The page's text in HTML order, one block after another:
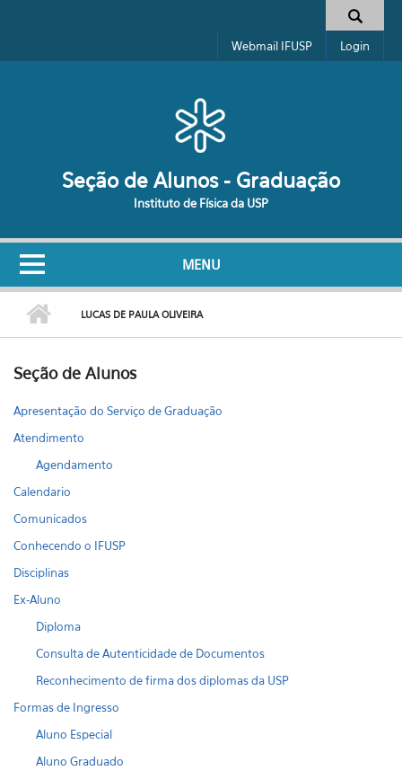
Formulário de busca
Webmail IFUSP Login
Seção de Alunos - Graduação
Instituto de Física da USP
MENU
LUCAS DE PAULA OLIVEIRA
Seção de Alunos
Apresentação do Serviço de Graduação
Atendimento
Agendamento
Calendario
Comunicados
Conhecendo o IFUSP
Disciplinas
Ex-Aluno
Diploma
Consulta de Autenticidade de Documentos
Reconhecimento de firma dos diplomas da USP
Formas de Ingresso
Aluno Especial
Aluno Graduado